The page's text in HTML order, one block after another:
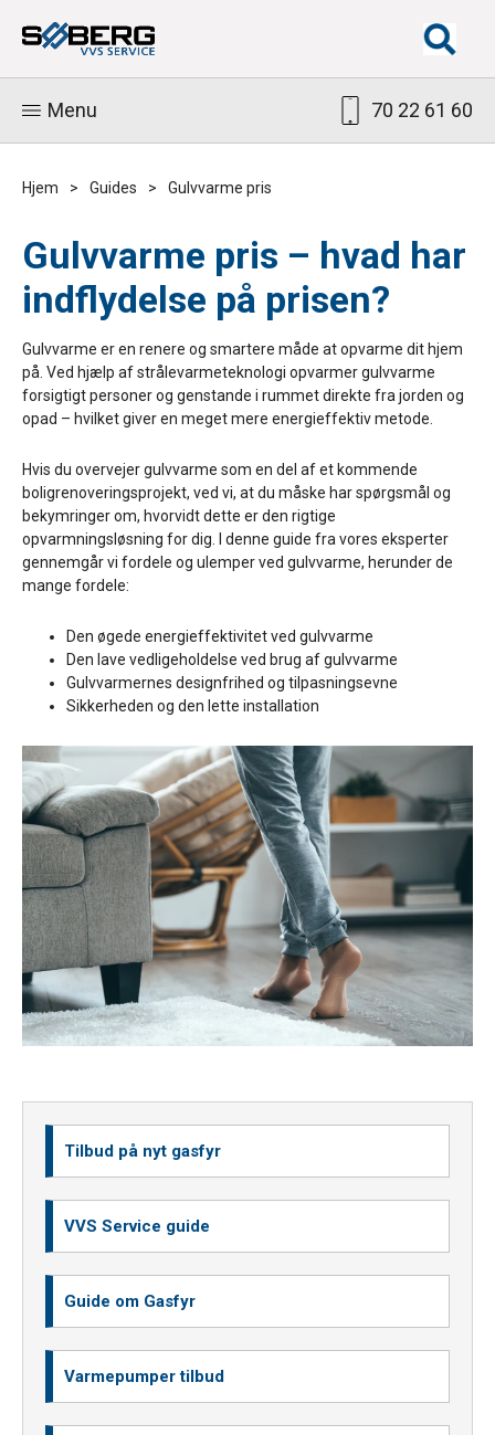
Menu 70 22 61 60
Hjem > Guides > Gulvvarme pris
Gulvvarme pris – hvad har
indflydelse på prisen?
Gulvvarme er en renere og smartere måde at opvarme dit hjem
på. Ved hjælp af strålevarmeteknologi opvarmer gulvvarme
forsigtigt personer og genstande i rummet direkte fra jorden og
opad – hvilket giver en meget mere energieffektiv metode.
Hvis du overvejer gulvvarme som en del af et kommende
boligrenoveringsprojekt, ved vi, at du måske har spørgsmål og
bekymringer om, hvorvidt dette er den rigtige
opvarmningsløsning for dig. I denne guide fra vores eksperter
gennemgår vi fordele og ulemper ved gulvvarme, herunder de
mange fordele:
Den øgede energieffektivitet ved gulvvarme
Den lave vedligeholdelse ved brug af gulvvarme
Gulvvarmernes designfrihed og tilpasningsevne
Sikkerheden og den lette installation
Tilbud på nyt gasfyr
VVS Service guide
Guide om Gasfyr
Varmepumper tilbud